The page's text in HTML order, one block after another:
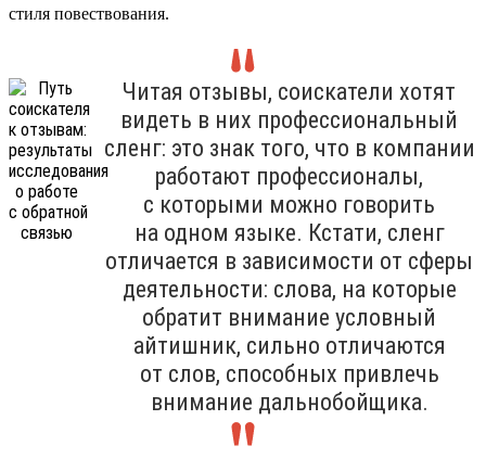
стиля повествования.
Читая отзывы, соискатели хотят
видеть в них профессиональный
сленг: это знак того, что в компании
работают профессионалы,
с которыми можно говорить
на одном языке. Кстати, сленг
отличается в зависимости от сферы
деятельности: слова, на которые
обратит внимание условный
айтишник, сильно отличаются
от слов, способных привлечь
внимание дальнобойщика.